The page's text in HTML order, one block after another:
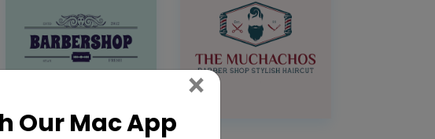
Our Mac App
× Close